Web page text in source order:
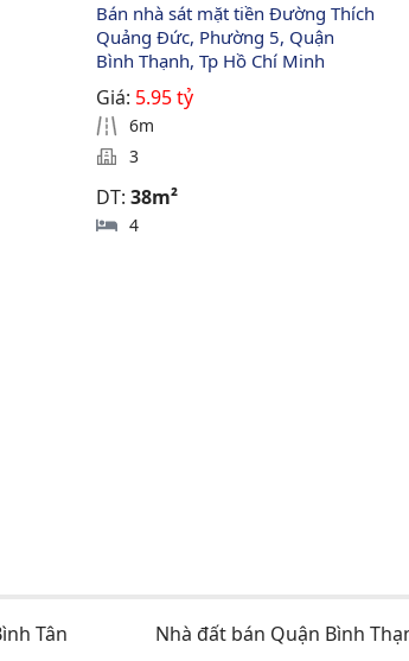
Bán nhà sát mặt tiền Đường Thích
Quảng Đức, Phường 5, Quận
Bình Thạnh, Tp Hồ Chí Minh
Giá: 5.95 tỷ
6m
3
DT: 38m²
4
Tân Nhà đất bán Quận Bình